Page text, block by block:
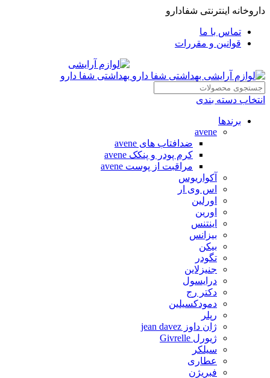
داروخانه اینترنتی شفادارو
تماس با ما
قوانین و مقررات
انتخاب دسته بندی
برندها
avene
ضدافتاب های avene
کرم پودر و پنکک avene
مراقبت از پوست avene
آکواریوس
اس وی ار
اورلین
اورین
اینتنس
بیزانس
بیکن
تگودر
جنیزلاین
درایسول
دکتر رج
دمودکسیلین
رپلر
ژان داوز jean davez
ژیورل Givrelle
سیلکر
عطاری
فبریژن